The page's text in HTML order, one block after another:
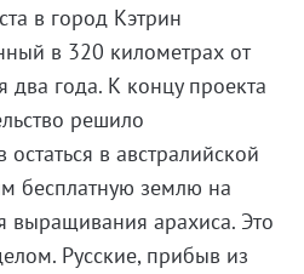
в город Кэтрин
в 320 километрах от
два года. К концу проекта
решило
остаться в австралийской
бесплатную землю на
выращивания арахиса. Это
Русские, прибыв из